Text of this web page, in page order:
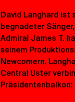
David Langhard ist
begnadeter
Admiral James T.
seinem
Newcomern.
Central Uster
Präsidentenbalkon: